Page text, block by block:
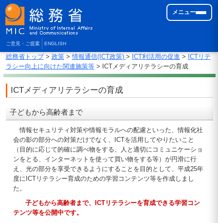
ご意見・ご提案 ENGLISH
メニュー
総務省トップ> 政策>情報通信(ICT政策) > ICT利活用の促進 > ICTリテ
ラシー向上に向けた関連施策等> ICTメディアリテラシーの育成
ICTメディアリテラシーの育成
子どもから高齢者まで
情報セキュリティ対策や情報モラルへの配慮といった、情報化社
会の影の部分への対策だけでなく、ICTを活用してやりたいこと
（目的に応じて的確に調べ物をする、人と適切にコミュニケーショ
ンをとる、インターネットを使って買い物をする等）が円滑に行
え、光の部分を享受できるようにすることを目的として、平成25年
度にICTリテラシー育成のための学習コンテンツ等を作成しまし
た。
子どもから高齢者まで、ICTリテラシーを育成できる学習コン
テンツ等を公開中です。